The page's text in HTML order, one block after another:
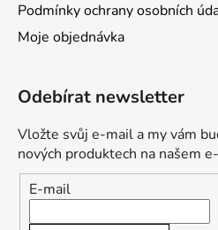
Podmínky ochrany osobních
Moje objednávka
Odebírat newsletter
Vložte svůj e-mail a my vám
nových produktech na našem
E-mail